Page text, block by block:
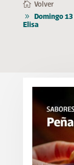
Volver
Domingo
Elisa